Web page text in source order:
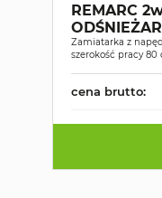
REMARC
Zamiatarka z
szerokość pracy
cena brutto: